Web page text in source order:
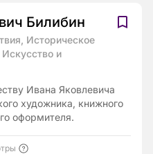
Билибин
Историческое
Искусство и
Ивана Яковлевича
художника, книжного
оформителя.